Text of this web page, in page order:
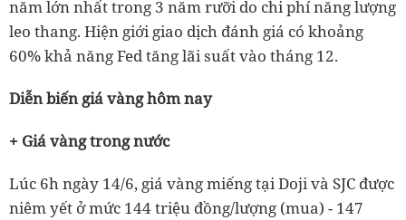
năm lớn nhất trong 3 năm rưỡi do chi phí năng lượng
leo thang. Hiện giới giao dịch đánh giá có khoảng
60% khả năng Fed tăng lãi suất vào tháng 12.
Diễn biến giá vàng hôm nay
+ Giá vàng trong nước
Lúc 6h ngày 14/6, giá vàng miếng tại Doji và SJC được
niêm yết ở mức 144 triệu đồng/lượng (mua) - 147